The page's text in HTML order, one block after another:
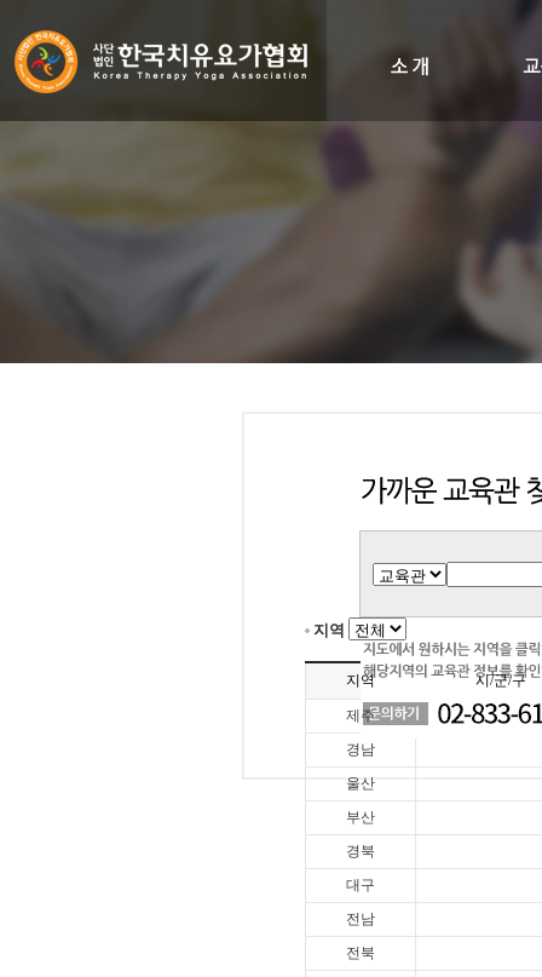
지역
지역 시/군/구
제주
경남
울산
부산
경북
대구
전남
전북